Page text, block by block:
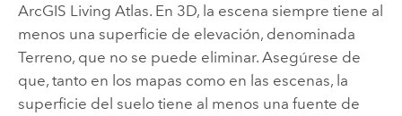
ArcGIS Living Atlas. En 3D, la escena siempre tiene al
menos una superficie de elevación, denominada
Terreno, que no se puede eliminar. Asegúrese de
que, tanto en los mapas como en las escenas, la
superficie del suelo tiene al menos una fuente de